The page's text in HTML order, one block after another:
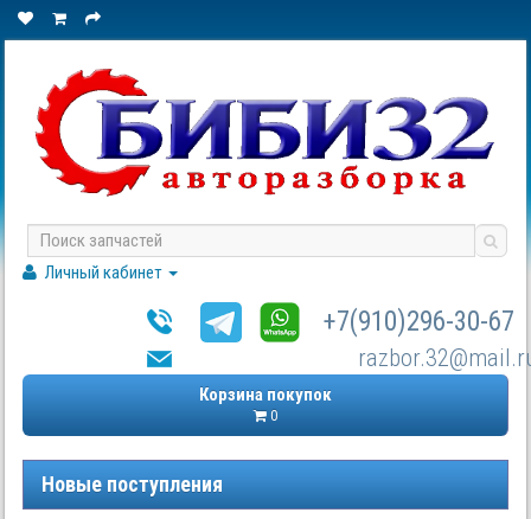
Личный кабинет
+7(910)296-30-67
Корзина покупок
0
Новые поступления